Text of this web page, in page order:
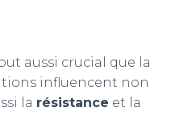
aussi crucial que la
influencent non
la résistance et la